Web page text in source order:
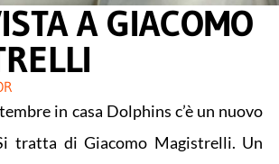
A GIACOMO
in casa Dolphins c’è un nuovo
tratta di Giacomo Magistrelli. Un